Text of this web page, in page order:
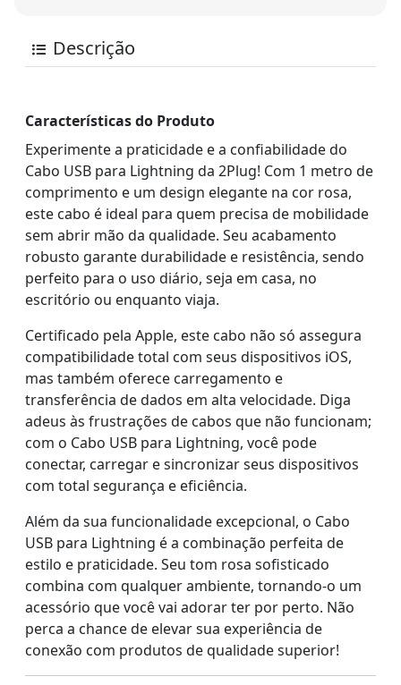
Descrição
Características do Produto
Experimente a praticidade e a confiabilidade do
Cabo USB para Lightning da 2Plug! Com 1 metro de
comprimento e um design elegante na cor rosa,
este cabo é ideal para quem precisa de mobilidade
sem abrir mão da qualidade. Seu acabamento
robusto garante durabilidade e resistência, sendo
perfeito para o uso diário, seja em casa, no
escritório ou enquanto viaja.
Certificado pela Apple, este cabo não só assegura
compatibilidade total com seus dispositivos iOS,
mas também oferece carregamento e
transferência de dados em alta velocidade. Diga
adeus às frustrações de cabos que não funcionam;
com o Cabo USB para Lightning, você pode
conectar, carregar e sincronizar seus dispositivos
com total segurança e eficiência.
Além da sua funcionalidade excepcional, o Cabo
USB para Lightning é a combinação perfeita de
estilo e praticidade. Seu tom rosa sofisticado
combina com qualquer ambiente, tornando-o um
acessório que você vai adorar ter por perto. Não
perca a chance de elevar sua experiência de
conexão com produtos de qualidade superior!